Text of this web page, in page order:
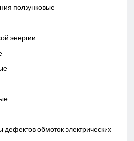
ползунковые
энергии
дефектов обмоток электрических